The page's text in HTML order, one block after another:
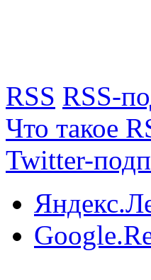
RSS RSS-
Что такое
Twitter-